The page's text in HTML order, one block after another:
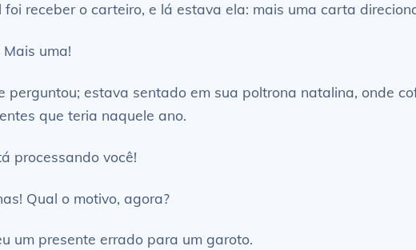
foi receber o carteiro, e lá estava ela: mais uma carta
uma!
perguntou; estava sentado em sua poltrona natalina, onde
que teria naquele ano.
processando você!
Qual o motivo, agora?
um presente errado para um garoto.